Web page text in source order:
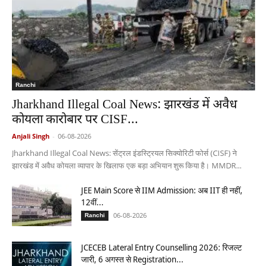
Ranchi
Jharkhand Illegal Coal News: झारखंड में अवैध
कोयला कारोबार पर CISF...
Anjali Singh - 06-08-2026
Jharkhand Illegal Coal News: सेंट्रल इंडस्ट्रियल सिक्योरिटी फोर्स (CISF) ने
झारखंड में अवैध कोयला व्यापार के खिलाफ एक बड़ा अभियान शुरू किया है। MMDR...
JEE Main Score से IIM Admission: अब IIT ही नहीं,
12वीं...
Ranchi 06-08-2026
JCECEB Lateral Entry Counselling 2026: रिजल्ट
जारी, 6 अगस्त से Registration...